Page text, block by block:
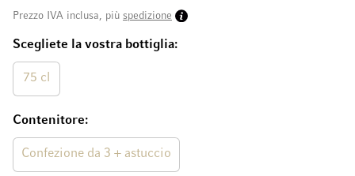
Scegliete la vostra bottiglia
75 cl
Contenitore
Confezione da 3 + astuccio
Prezzo IVA inclusa, più spedizione